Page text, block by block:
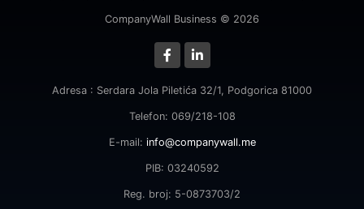
CompanyWall Business © 2026
Adresa : Serdara Jola Piletića 32/1, Podgorica 81000
Telefon: 069/218-108
E-mail: info@companywall.me
PIB: 03240592
Reg. broj: 5-0873703/2